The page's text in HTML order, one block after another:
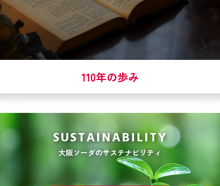
110年の歩み
SUSTAINABILITY
大阪ソーダのサステナビリティ